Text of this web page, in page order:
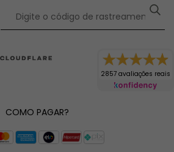
2857 avaliações reais
COMO PAGAR?